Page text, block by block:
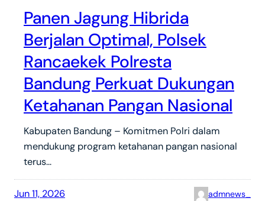
Panen Jagung Hibrida
Berjalan Optimal, Polsek
Rancaekek Polresta
Bandung Perkuat Dukungan
Ketahanan Pangan Nasional
Kabupaten Bandung – Komitmen Polri dalam
mendukung program ketahanan pangan nasional
terus…
Jun 11, 2026 admnews_